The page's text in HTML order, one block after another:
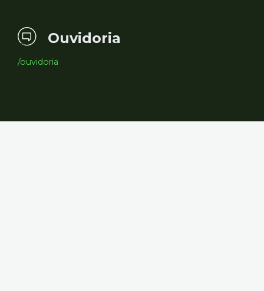
Ouvidoria
/ouvidoria